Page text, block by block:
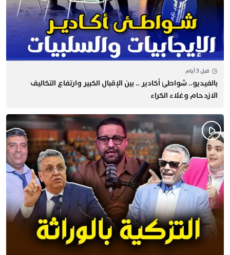
قبل 3 أيام
بالفيديو.. شواطئ أكادير .. بين الإقبال الكبير وارتفاع التكاليف
الازدحام وغلاء الكراء